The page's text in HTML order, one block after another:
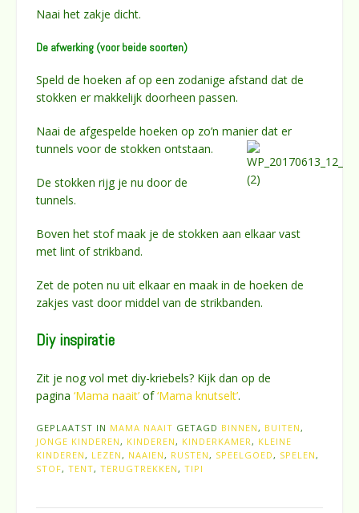
Naai het zakje dicht.
De afwerking (voor beide soorten)
Speld de hoeken af op een zodanige afstand dat de
stokken er makkelijk doorheen passen.
Naai de afgespelde hoeken op zo’n manier dat er
tunnels voor de stokken ontstaan.
De stokken rijg je nu door de
tunnels.
Boven het stof maak je de stokken aan elkaar vast
met lint of strikband.
Zet de poten nu uit elkaar en maak in de hoeken de
zakjes vast door middel van de strikbanden.
Diy inspiratie
Zit je nog vol met diy-kriebels? Kijk dan op de
pagina ‘Mama naait’ of‘Mama knutselt’.
GEPLAATST IN MAMA NAAIT GETAGD BINNEN, BUITEN,
JONGE KINDEREN, KINDEREN, KINDERKAMER, KLEINE
KINDEREN, LEZEN, NAAIEN, RUSTEN, SPEELGOED, SPELEN,
STOF, TENT, TERUGTREKKEN, TIPI